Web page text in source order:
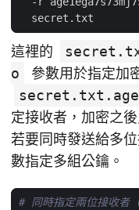
這裡的
o
參數用於指定加
secret.txt.age
定接收者，加密之
若要同時發送給多
數指定多組公鑰。
# 同時指定兩位接收者（